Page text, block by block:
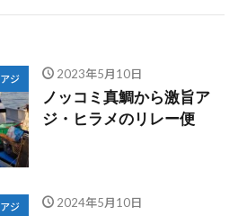
アジ 2023年5月10日
ノッコミ真鯛から激旨ア
ジ・ヒラメのリレー便
アジ 2024年5月10日